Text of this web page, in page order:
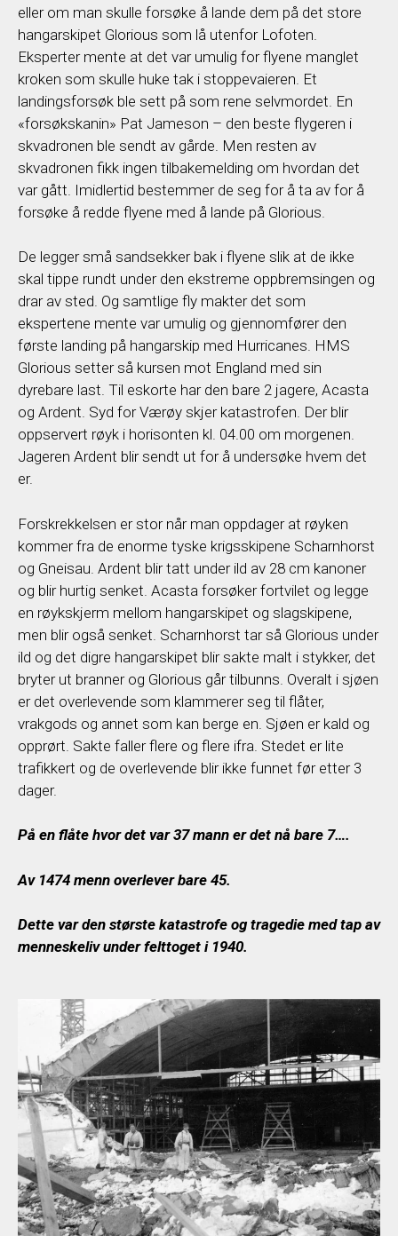
eller om man skulle forsøke å lande dem på det store
hangarskipet Glorious som lå utenfor Lofoten.
Eksperter mente at det var umulig for flyene manglet
kroken som skulle huke tak i stoppevaieren. Et
landingsforsøk ble sett på som rene selvmordet. En
«forsøkskanin» Pat Jameson – den beste flygeren i
skvadronen ble sendt av gårde. Men resten av
skvadronen fikk ingen tilbakemelding om hvordan det
var gått. Imidlertid bestemmer de seg for å ta av for å
forsøke å redde flyene med å lande på Glorious.
De legger små sandsekker bak i flyene slik at de ikke
skal tippe rundt under den ekstreme oppbremsingen og
drar av sted. Og samtlige fly makter det som
ekspertene mente var umulig og gjennomfører den
første landing på hangarskip med Hurricanes. HMS
Glorious setter så kursen mot England med sin
dyrebare last. Til eskorte har den bare 2 jagere, Acasta
og Ardent. Syd for Værøy skjer katastrofen. Der blir
oppservert røyk i horisonten kl. 04.00 om morgenen.
Jageren Ardent blir sendt ut for å undersøke hvem det
er.
Forskrekkelsen er stor når man oppdager at røyken
kommer fra de enorme tyske krigsskipene Scharnhorst
og Gneisau. Ardent blir tatt under ild av 28 cm kanoner
og blir hurtig senket. Acasta forsøker fortvilet og legge
en røykskjerm mellom hangarskipet og slagskipene,
men blir også senket. Scharnhorst tar så Glorious under
ild og det digre hangarskipet blir sakte malt i stykker, det
bryter ut branner og Glorious går tilbunns. Overalt i sjøen
er det overlevende som klammerer seg til flåter,
vrakgods og annet som kan berge en. Sjøen er kald og
opprørt. Sakte faller flere og flere ifra. Stedet er lite
trafikkert og de overlevende blir ikke funnet før etter 3
dager.
På en flåte hvor det var 37 mann er det nå bare 7….
Av 1474 menn overlever bare 45.
Dette var den største katastrofe og tragedie med tap av
menneskeliv under felttoget i 1940.